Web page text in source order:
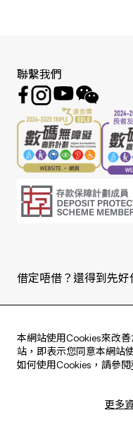
本網站使用Cookies來改
站，即表示您同意本網站
如何使用Cookies，請參閱
更多
聯繫我們
借定唔借？還得到先好
Live every